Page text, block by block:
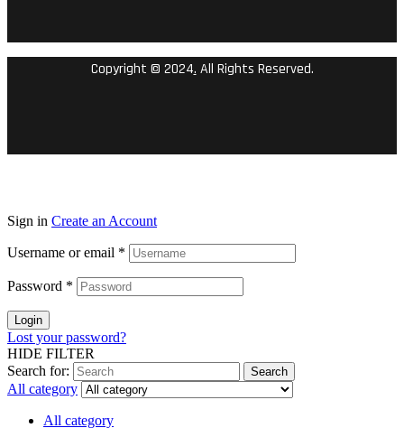
Copyright © 2024. All Rights Reserved.
Sign in Create an Account
Username or email *
Password *
Login
Lost your password?
HIDE FILTER
Search for:
Search
All category
All category